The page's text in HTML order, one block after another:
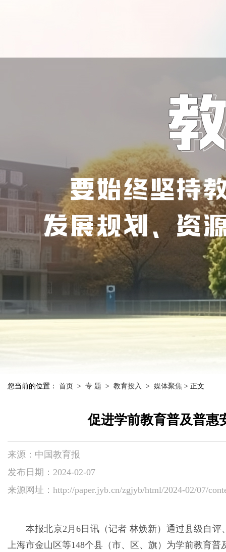
您当前的位置： 首页 > 专 题 > 教育投入 > 媒体聚焦 > 正文
促进学前教育普及普惠
来源：中国教育报
发布日期：2024-02-07
来源网址： http://paper.jyb.cn/zgjyb/html/2024-02/07/
本报北京2月6日讯（记者 林焕新）通过县级自
上海市金山区等148个县（市、区、旗）为学前教育普